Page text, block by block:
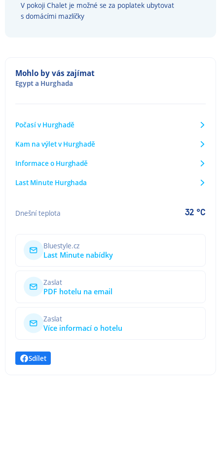
V pokoji Chalet je možné se za poplatek ubytovat
s domácími mazlíčky
Mohlo by vás zajímat
Egypta Hurghada
Počasí v Hurghadě
Kam na výlet v Hurghadě
Informace o Hurghadě
Last Minute Hurghada
Dnešní teplota 32 °C
Bluestyle.cz
Last Minute nabídky
Zaslat
PDF hotelu na email
Zaslat
Více informací o hotelu
Sdílet